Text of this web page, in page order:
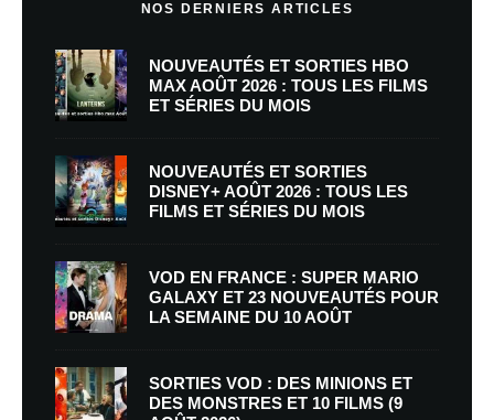
NOS DERNIERS ARTICLES
NOUVEAUTÉS ET SORTIES HBO
MAX AOÛT 2026 : TOUS LES FILMS
ET SÉRIES DU MOIS
NOUVEAUTÉS ET SORTIES
DISNEY+ AOÛT 2026 : TOUS LES
FILMS ET SÉRIES DU MOIS
VOD EN FRANCE : SUPER MARIO
GALAXY ET 23 NOUVEAUTÉS POUR
LA SEMAINE DU 10 AOÛT
SORTIES VOD : DES MINIONS ET
DES MONSTRES ET 10 FILMS (9